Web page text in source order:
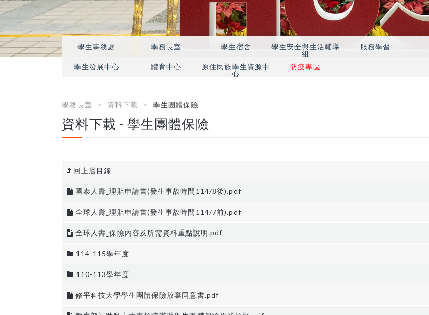
學生事務處 學務長室 學生宿舍
學生安全與生活輔導
組
服務學習
學生發展中心 體育中心
原住民族學生資源中
心
防疫專區
學務長室 資料下載 學生團體保險
資料下載 - 學生團體保險
回上層目錄
國泰人壽_理賠申請書(發生事故時間114/8後).pdf
全球人壽_理賠申請書(發生事故時間114/7前).pdf
全球人壽_保險內容及所需資料重點說明.pdf
114-115學年度
110-113學年度
修平科技大學學生團體保險放棄同意書.pdf